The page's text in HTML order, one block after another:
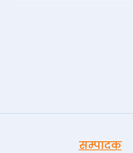
सम्पादक